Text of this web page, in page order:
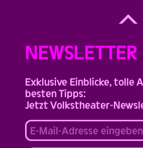
Back
to
NEWSLETTER
Exklusive Einblicke, tolle
besten Tipps:
Jetzt Volkstheater-